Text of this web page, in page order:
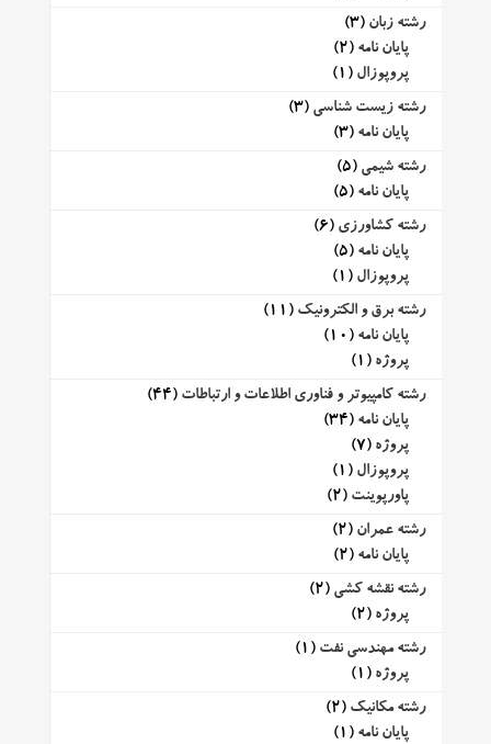
رشته زبان (3)
پایان نامه (2)
پروپوزال (1)
رشته زیست شناسی (3)
پایان نامه (3)
رشته شیمی (5)
پایان نامه (5)
رشته کشاورزی (6)
پایان نامه (5)
پروپوزال (1)
رشته برق و الکترونیک (11)
پایان نامه (10)
پروژه (1)
رشته کامپیوتر و فناوری اطلاعات و ارتباطات (44)
پایان نامه (34)
پروژه (7)
پروپوزال (1)
پاورپوینت (2)
رشته عمران (2)
پایان نامه (2)
رشته نقشه کشی (2)
پروژه (2)
رشته مهندسی نفت (1)
پروژه (1)
رشته مکانیک (2)
پایان نامه (1)